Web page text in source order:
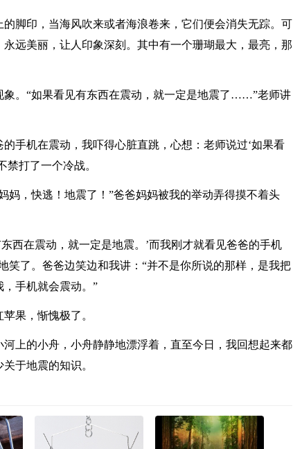
脚印，当海风吹来或者海浪卷来，它们便会消失无踪。可
远美丽，让人印象深刻。其中有一个珊瑚最大，最亮，那
象。“如果看见有东西在震动，就一定是地震了……”老师讲
手机在震动，我吓得心脏直跳，心想：老师说过‘如果看
禁打了一个冷战。
妈，快逃！地震了！”爸爸妈妈被我的举动弄得摸不着头
西在震动，就一定是地震。’而我刚才就看见爸爸的手机
笑了。爸爸边笑边和我讲：“并不是你所说的那样，是我把
手机就会震动。”
果，惭愧极了。
上的小舟，小舟静静地漂浮着，直至今日，我回想起来都
于地震的知识。